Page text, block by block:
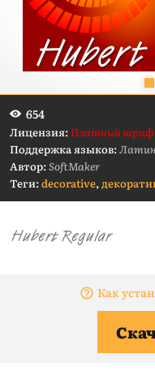
654
Лицензия:Платный
Поддержка языков:
Автор:SoftMaker
Теги:decorative,
Как